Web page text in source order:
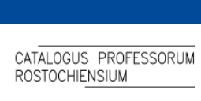
Browsen
direkt zum Inhalt